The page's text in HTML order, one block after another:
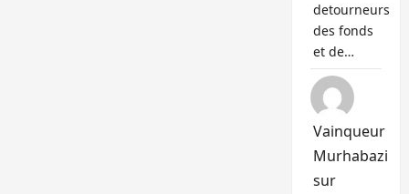
detourneurs
des fonds
et de…
Vainqueur
Murhabazi
sur